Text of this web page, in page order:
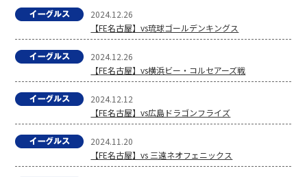
2024.12.26
【FE名古屋】vs琉球ゴールデンキングス
2024.12.26
【FE名古屋】vs横浜ビー・コルセアーズ戦
2024.12.12
【FE名古屋】vs広島ドラゴンフライズ
2024.11.20
【FE名古屋】vs 三遠ネオフェニックス